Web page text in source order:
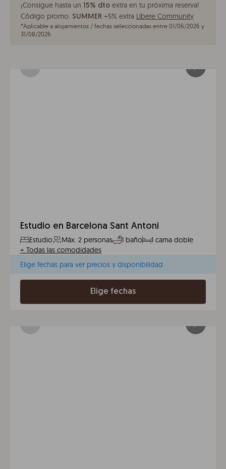
¡Consigue hasta un 15% dto extra en tu próxima reserva!
Código promo: SUMMER +5% extra Líbere Community
*Aplicable a alojamientos / fechas seleccionadas entre 01/06/2026 y
31/08/2026
Estudio en Barcelona Sant Antoni
Estudio Máx. 2 personas 1 baño
1 cama doble
+ Todas las comodidades
Elige fechas para ver precios y disponibilidad
Elige fechas